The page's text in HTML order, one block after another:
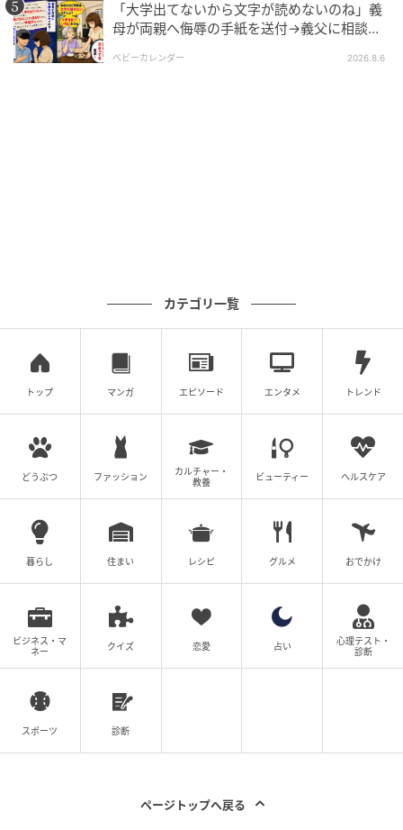
の記事をもっとみる
「大学出てないから文字が読めないのね」義
母が両親へ侮辱の手紙を送付→義父に相談
ベビーカレンダー 2026.8.6
カテゴリ一覧
トップ マンガ エピソード エンタメ トレンド
どうぶつ ファッション
カルチャー・
教養
ビューティー ヘルスケア
暮らし 住まい レシピ グルメ おでかけ
ビジネス・マ
ネー
クイズ 恋愛 占い
心理テスト・
診断
スポーツ 診断
ページトップへ戻る